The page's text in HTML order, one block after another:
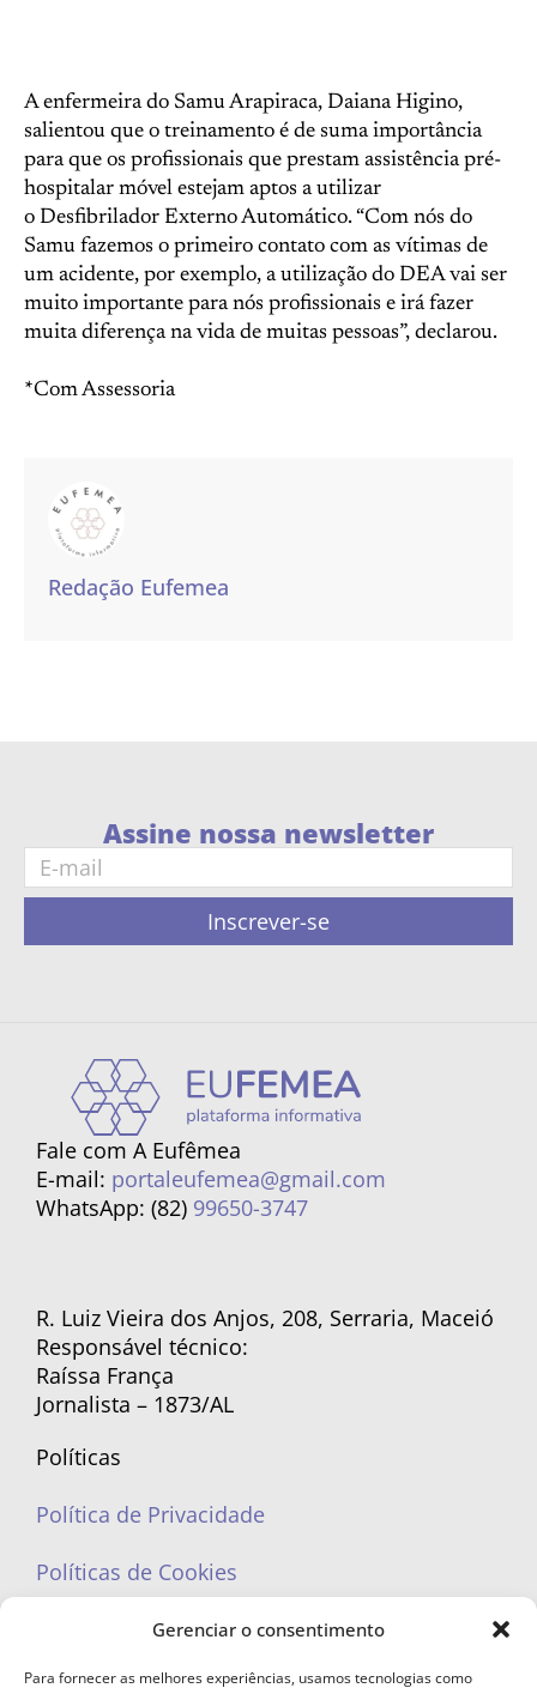
Gerenciar o consentimento
Para fornecer as melhores experiências, usamos tecnologias como
A enfermeira do Samu Arapiraca, Daiana Higino,
salientou que o treinamento é de suma importância
para que os profissionais que prestam assistência pré-
hospitalar móvel estejam aptos a utilizar
o Desfibrilador Externo Automático. “Com nós do
Samu fazemos o primeiro contato com as vítimas de
um acidente, por exemplo, a utilização do DEA vai ser
muito importante para nós profissionais e irá fazer
muita diferença na vida de muitas pessoas”, declarou.
*Com Assessoria
Redação Eufemea
Assine nossa newsletter
Inscrever-se
Fale com A Eufêmea
E-mail: portaleufemea@gmail.com
WhatsApp: (82) 99650-3747
R. Luiz Vieira dos Anjos, 208, Serraria, Maceió
Responsável técnico:
Raíssa França
Jornalista – 1873/AL
Políticas
Política de Privacidade
Políticas de Cookies